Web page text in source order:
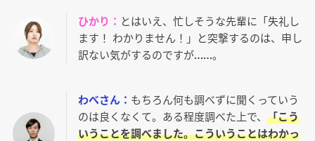
ひかり： とはいえ、忙しそうな先輩に「失礼し
ます！ わかりません！」と突撃するのは、申し
訳ない気がするのですが……。
わべさん： もちろん何も調べずに聞くっていう
のは良くなくて。ある程度調べた上で、 「こう
いうことを調べました。こういうことはわかっ